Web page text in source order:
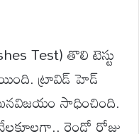
Test) తొలి టెస్టు
ట్రావిడ్ హెడ్
సాధించింది.
నేలకూలగా.. రెండో రోజు